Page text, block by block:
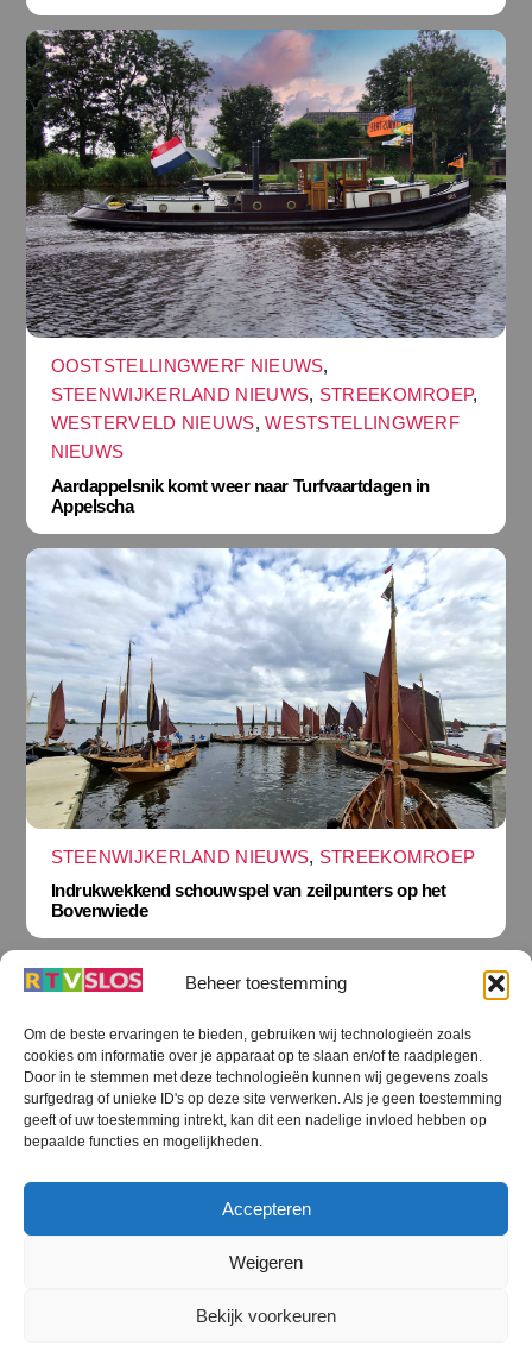
Beheer toestemming
Om de beste ervaringen te bieden, gebruiken wij technologieën zoals
cookies om informatie over je apparaat op te slaan en/of te raadplegen.
Door in te stemmen met deze technologieën kunnen wij gegevens zoals
surfgedrag of unieke ID's op deze site verwerken. Als je geen toestemming
geeft of uw toestemming intrekt, kan dit een nadelige invloed hebben op
bepaalde functies en mogelijkheden.
Accepteren
Weigeren
Bekijk voorkeuren
OOSTSTELLINGWERF NIEUWS,
STEENWIJKERLAND NIEUWS, STREEKOMROEP,
WESTERVELD NIEUWS,WESTSTELLINGWERF
NIEUWS
Aardappelsnik komt weer naar Turfvaartdagen in
Appelscha
STEENWIJKERLAND NIEUWS, STREEKOMROEP
Indrukwekkend schouwspel van zeilpunters op het
Bovenwiede
Terug
naar
boven
RTV SLOS
RTV SLOS ANBI